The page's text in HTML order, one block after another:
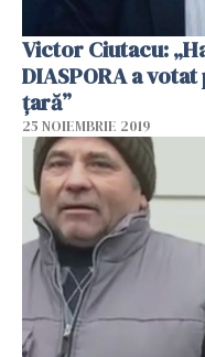
Victor Ciutacu:
DIASPORA a
țară”
25 NOIEMBRIE 2019